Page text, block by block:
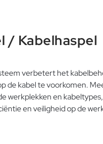
/ Kabelhaspel
verbetert het
kabel te voorkomen.
werkplekken en
en veiligheid op de